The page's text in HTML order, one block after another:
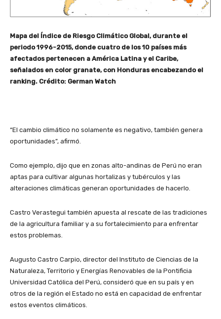
Mapa del Índice de Riesgo Climático Global, durante el
periodo 1996-2015, donde cuatro de los 10 países más
afectados pertenecen a América Latina y el Caribe,
señalados en color granate, con Honduras encabezando el
ranking. Crédito: German Watch
“El cambio climático no solamente es negativo, también genera
oportunidades”, afirmó.
Como ejemplo, dijo que en zonas alto-andinas de Perú no eran
aptas para cultivar algunas hortalizas y tubérculos y las
alteraciones climáticas generan oportunidades de hacerlo.
Castro Verastegui también apuesta al rescate de las tradiciones
de la agricultura familiar y a su fortalecimiento para enfrentar
estos problemas.
Augusto Castro Carpio, director del Instituto de Ciencias de la
Naturaleza, Territorio y Energías Renovables de la Pontificia
Universidad Católica del Perú, consideró que en su país y en
otros de la región el Estado no está en capacidad de enfrentar
estos eventos climáticos.